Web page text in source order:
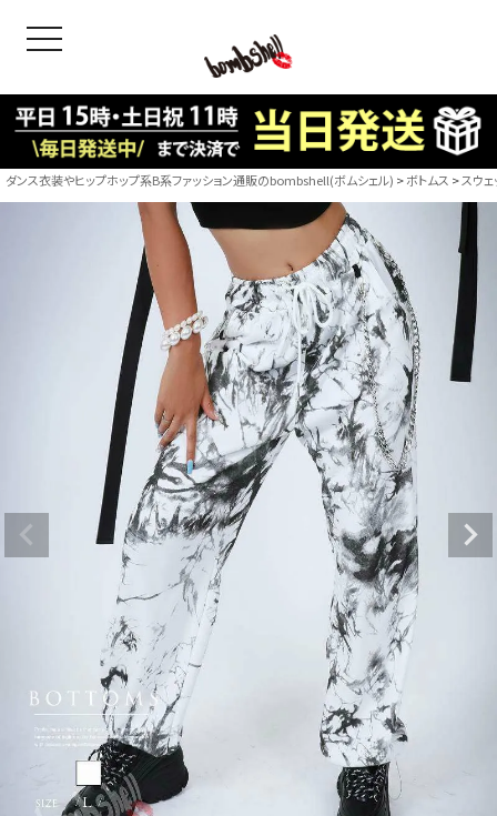
toggle navigation
＝ボムシェル】はダンス衣装専門ブランド。
衣装ならお任せ！オリジナル衣装やダンス衣装のトータル
ィネートのご提案。 ボムシェルならではの最新で斬新な
えをお届け。 撮影で使用してる小物や靴などダンサー必
ーデはイメージしやすく、全てボムシェルでご購入可能。
とは差別化出来るしっかりした衣装のご提案はダンサー
ージ映えを全力で応援してます。
商品一覧
CONTENTS
B/bomb
【B/
「これど
好き女子
レッスン
ダンス衣装やヒップホップ系B系ファッション通販のbombshell(ボムシェル) ボトムス スウェ